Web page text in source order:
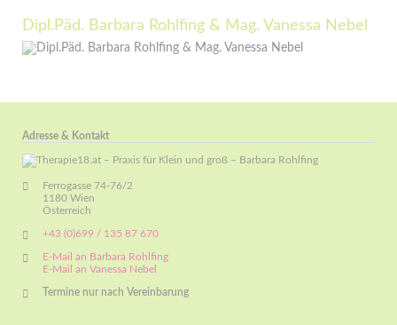
Dipl.Päd. Barbara Rohlfing & Mag. Vanessa Nebel
Adresse & Kontakt
Ferrogasse 74-76/2
1180 Wien
Österreich
+43 (0)699 / 135 87 670
E-Mail an Barbara Rohlfing
E-Mail an Vanessa Nebel
Termine nur nach Vereinbarung